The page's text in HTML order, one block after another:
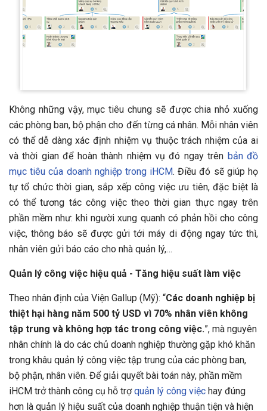
Không những vậy, mục tiêu chung sẽ được chia nhỏ xuống
các phòng ban, bộ phận cho đến từng cá nhân. Mỗi nhân viên
có thể dễ dàng xác định nhiệm vụ thuộc trách nhiệm của ai
và thời gian để hoàn thành nhiệm vụ đó ngay trên bản đồ
mục tiêu của doanh nghiệp trong iHCM. Điều đó sẽ giúp họ
tự tổ chức thời gian, sắp xếp công việc ưu tiên, đặc biệt là
có thể tương tác công việc theo thời gian thực ngay trên
phần mềm như: khi người xung quanh có phản hồi cho công
việc, thông báo sẽ được gửi tới máy di động ngay tức thì,
nhân viên gửi báo cáo cho nhà quản lý,…
Quản lý công việc hiệu quả - Tăng hiệu suất làm việc
Theo nhân định của Viện Gallup (Mỹ): “Các doanh nghiệp bị
thiệt hại hàng năm 500 tỷ USD vì 70% nhân viên không
tập trung và không hợp tác trong công việc.”, mà nguyên
nhân chính là do các chủ doanh nghiệp thường gặp khó khăn
trong khâu quản lý công việc tập trung của các phòng ban,
bộ phận, nhân viên. Để giải quyết bài toán này, phần mềm
iHCM trở thành công cụ hỗ trợquản lý công việc hay đúng
hơn là quản lý hiệu suất của doanh nghiệp thuận tiện và hiện